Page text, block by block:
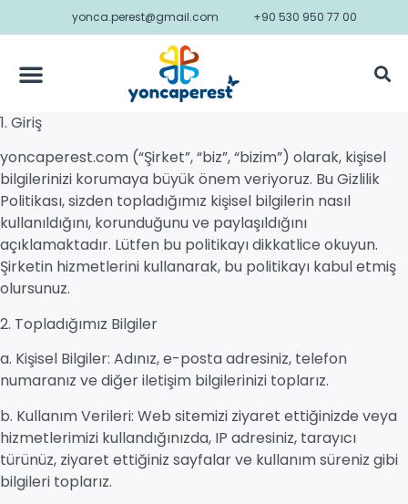
yonca.perest@gmail.com +90 530 950 77 00
1. Giriş
yoncaperest.com (“Şirket”, “biz”, “bizim”) olarak, kişisel
bilgilerinizi korumaya büyük önem veriyoruz. Bu Gizlilik
Politikası, sizden topladığımız kişisel bilgilerin nasıl
kullanıldığını, korunduğunu ve paylaşıldığını
açıklamaktadır. Lütfen bu politikayı dikkatlice okuyun.
Şirketin hizmetlerini kullanarak, bu politikayı kabul etmiş
olursunuz.
2. Topladığımız Bilgiler
a. Kişisel Bilgiler: Adınız, e-posta adresiniz, telefon
numaranız ve diğer iletişim bilgilerinizi toplarız.
b. Kullanım Verileri: Web sitemizi ziyaret ettiğinizde veya
hizmetlerimizi kullandığınızda, IP adresiniz, tarayıcı
türünüz, ziyaret ettiğiniz sayfalar ve kullanım süreniz gibi
bilgileri toplarız.